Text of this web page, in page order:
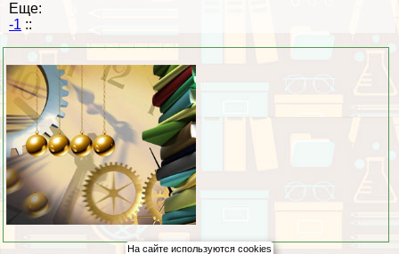
Еще:
-1 ::
На сайте используются cookies